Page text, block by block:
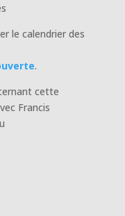
le calendrier des
.
cette
Francis